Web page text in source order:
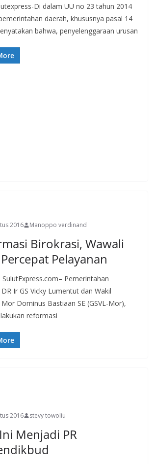
Di dalam UU no 23 tahun 2014
daerah, khususnya pasal 14
bahwa, penyelenggaraan urusan
2016 Manoppo verdinand
Birokrasi, Wawali
Pelayanan
Pemerintahan
Ir GS Vicky Lumentut dan Wakil
Dominus Bastiaan SE (GSVL-Mor),
reformasi
2016 stevy towoliu
Menjadi PR